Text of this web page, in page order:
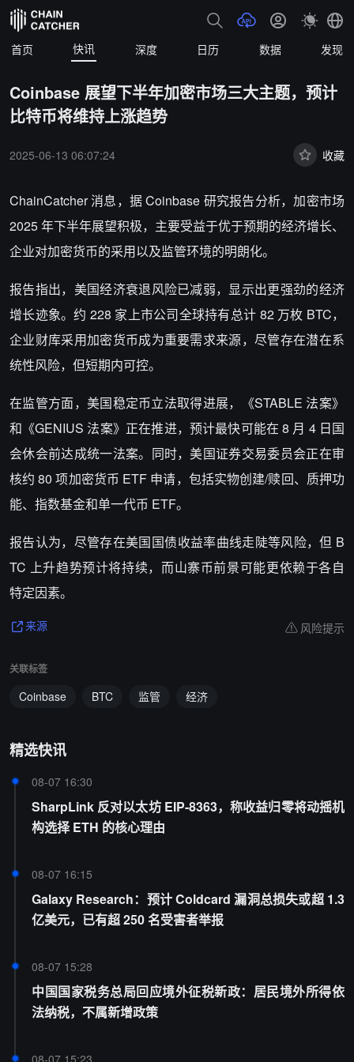
首页 快讯 深度 日历 数据 发现
Coinbase 展望下半年加密市场三大主题，预计
比特币将维持上涨趋势
2025-06-13 06:07:24 收藏
ChainCatcher 消息， 据 Coinbase 研究报告分析，加密市场
2025 年下半年展望积极，主要受益于优于预期的经济增长、
企业对加密货币的采用以及监管环境的明朗化。
报告指出，美国经济衰退风险已减弱，显示出更强劲的经济
增长迹象。约 228 家上市公司全球持有总计 82 万枚 BTC，
企业财库采用加密货币成为重要需求来源，尽管存在潜在系
统性风险，但短期内可控。
在监管方面，美国稳定币立法取得进展，《STABLE 法案》
和《GENIUS 法案》正在推进，预计最快可能在 8 月 4 日国
会休会前达成统一法案。同时，美国证券交易委员会正在审
核约 80 项加密货币 ETF 申请，包括实物创建/赎回、质押功
能、指数基金和单一代币 ETF。
报告认为，尽管存在美国国债收益率曲线走陡等风险，但 B
TC 上升趋势预计将持续，而山寨币前景可能更依赖于各自
特定因素。
来源 风险提示
关联标签
Coinbase BTC 监管 经济
精选快讯
08-07 16:30
SharpLink 反对以太坊 EIP-8363，称收益归零将动摇机
构选择 ETH 的核心理由
08-07 16:15
Galaxy Research：预计 Coldcard 漏洞总损失或超 1.3
亿美元，已有超 250 名受害者举报
08-07 15:28
中国国家税务总局回应境外征税新政：居民境外所得依
法纳税，不属新增政策
08-07 15:23